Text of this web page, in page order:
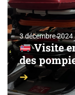
3 décembre 2024
Visite
des